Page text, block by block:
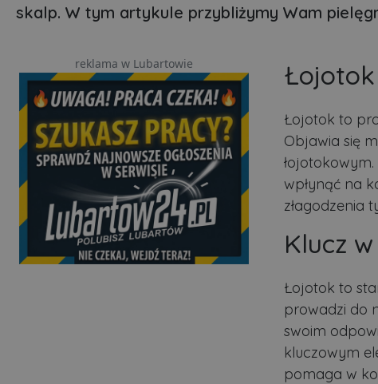
skalp. W tym artykule przybliżymy Wam
reklama w Lubartowie
Łojotok to
Objawia się
wpłynąć na
złagodzenia
Klucz
Łojotok to
prowadzi do
swoim
kluczowym
pomaga w